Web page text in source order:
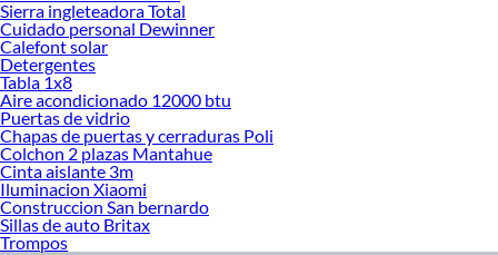
Sierra ingleteadora Total
Cuidado personal Dewinner
Calefont solar
Detergentes
Tabla 1x8
Aire acondicionado 12000 btu
Puertas de vidrio
Chapas de puertas y cerraduras Poli
Colchon 2 plazas Mantahue
Cinta aislante 3m
Iluminacion Xiaomi
Construccion San bernardo
Sillas de auto Britax
Trompos